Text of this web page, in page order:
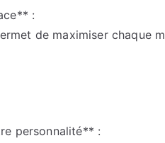
:
de maximiser chaque
personnalité** :